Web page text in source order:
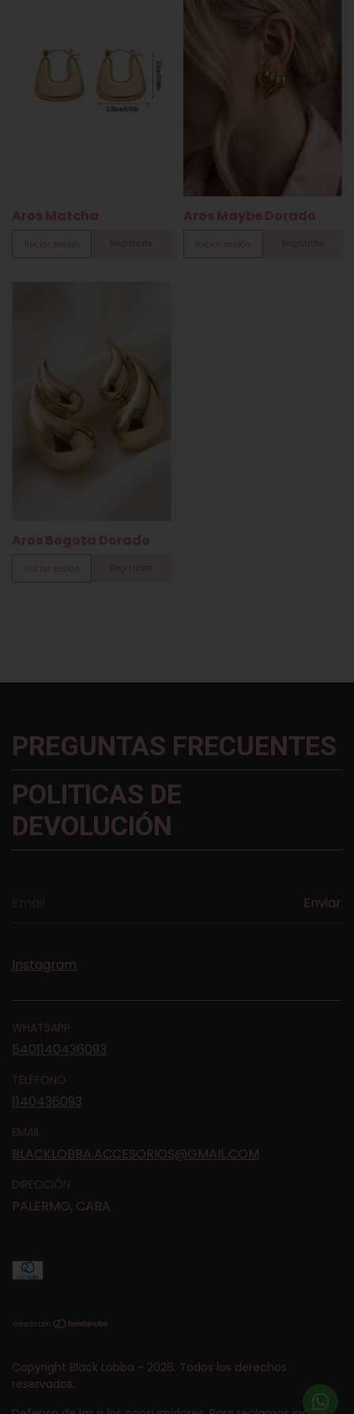
Aros Matcha
Iniciar sesión
Aros Maybe Dorado
Iniciar sesión
Aros Bogota Dorado
Iniciar sesión
PREGUNTAS FRECUENTES
POLITICAS DE
DEVOLUCIÓN
Instagram
WHATSAPP
5401140436093
TELÉFONO
1140436093
EMAIL
BLACKLOBBA.ACCESORIOS@GMAIL.COM
DIRECCIÓN
PALERMO, CABA
Copyright Black Lobba - 2026. Todos los derechos
reservados.